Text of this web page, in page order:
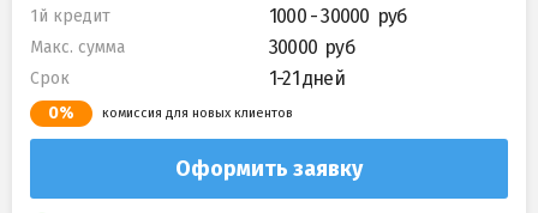
1й кредит 1000 - 30000
Макс. сумма 30000
Срок 1-21 дней
0% комиссия для новых клиентов
Оформить заявку